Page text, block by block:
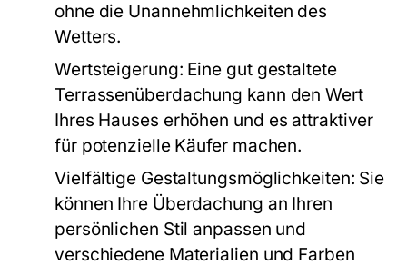
ohne die Unannehmlichkeiten des
Wetters.
Wertsteigerung: Eine gut gestaltete
Terrassenüberdachung kann den Wert
Ihres Hauses erhöhen und es attraktiver
für potenzielle Käufer machen.
Vielfältige Gestaltungsmöglichkeiten: Sie
können Ihre Überdachung an Ihren
persönlichen Stil anpassen und
verschiedene Materialien und Farben